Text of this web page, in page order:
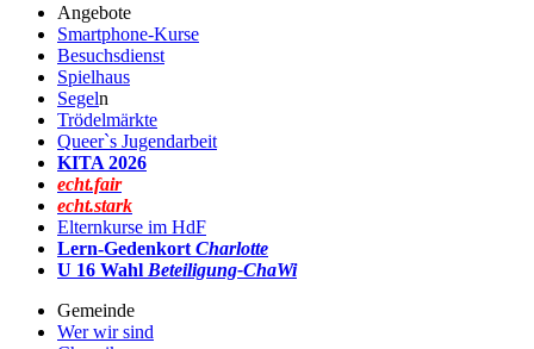
Angebote
Smartphone-Kurse
Besuchsdienst
Spielhaus
Segeln
Trödelmärkte
Queer`s Jugendarbeit
KITA 2026
echt.fair
echt.stark
Elternkurse im HdF
Lern-Gedenkort Charlotte
U 16 Wahl Beteiligung-ChaWi
Gemeinde
Wer wir sind